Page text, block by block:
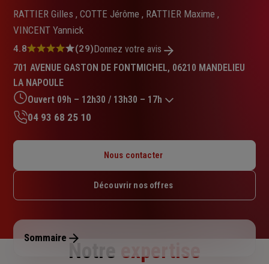
RATTIER Gilles , COTTE Jérôme , RATTIER Maxime ,
VINCENT Yannick
Note
4.8
sur
5
étoiles
4.8 (29)Donnez votre avis
701 AVENUE GASTON DE FONTMICHEL, 06210 MANDELIEU
LA NAPOULE
Ouvert 09h – 12h30 / 13h30 – 17h
Mardi : 09h – 12h30 / 13h30 – 17h
Jeudi : 09h – 12h30 / 13h30 – 17h
Dimanche : Fermé
04 93 68 25 10
Nous contacter
Découvrir nos offres
Sommaire
Notre expertise